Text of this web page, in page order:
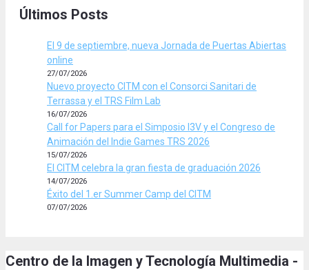
Últimos Posts
El 9 de septiembre, nueva Jornada de Puertas Abiertas
online
27/07/2026
Nuevo proyecto CITM con el Consorci Sanitari de
Terrassa y el TRS Film Lab
16/07/2026
Call for Papers para el Simposio I3V y el Congreso de
Animación del Indie Games TRS 2026
15/07/2026
El CITM celebra la gran fiesta de graduación 2026
14/07/2026
Éxito del 1.er Summer Camp del CITM
07/07/2026
Centro de la Imagen y Tecnología Multimedia -